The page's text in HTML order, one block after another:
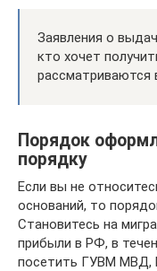
Заявления о
кто хочет
рассматриваются
Порядок
порядку
Если вы не
оснований, то
Становитесь на
прибыли в РФ, в
посетить ГУВМ МВД,